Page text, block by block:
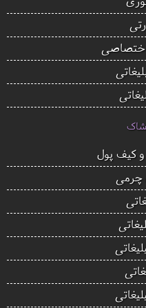
کیف پول
چرمی